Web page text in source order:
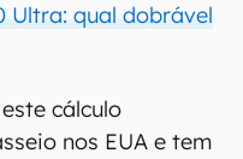
Ultra: qual dobrável
cálculo
nos EUA e tem